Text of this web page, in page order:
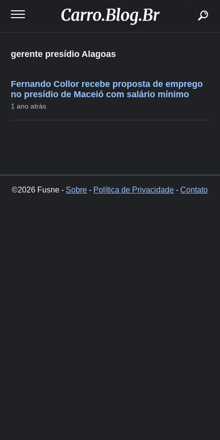
gerente presídio Alagoas
Fernando Collor recebe proposta de emprego
no presídio de Maceió com salário mínimo
1 ano atrás
©2026 Fusne - Sobre - Política de Privacidade -Contato